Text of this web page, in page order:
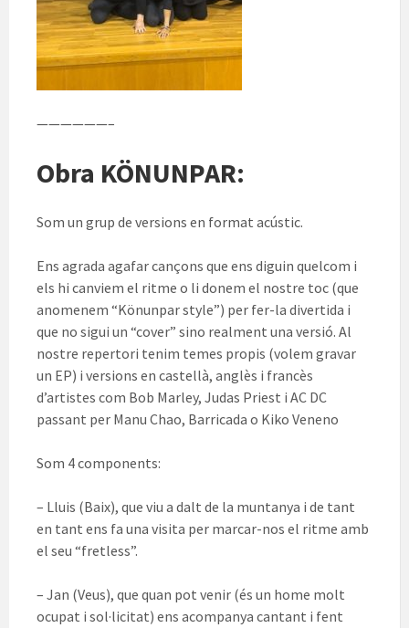
——————–
Obra KÖNUNPAR:
Som un grup de versions en format acústic.
Ens agrada agafar cançons que ens diguin quelcom i
els hi canviem el ritme o li donem el nostre toc (que
anomenem “Könunpar style”) per fer-la divertida i
que no sigui un “cover” sino realment una versió. Al
nostre repertori tenim temes propis (volem gravar
un EP) i versions en castellà, anglès i francès
d’artistes com Bob Marley, Judas Priest i AC DC
passant per Manu Chao, Barricada o Kiko Veneno
Som 4 components:
– Lluis (Baix), que viu a dalt de la muntanya i de tant
en tant ens fa una visita per marcar-nos el ritme amb
el seu “fretless”.
– Jan (Veus), que quan pot venir (és un home molt
ocupat i sol·licitat) ens acompanya cantant i fent